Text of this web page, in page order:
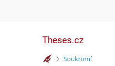
Theses.cz
>
Soukromí